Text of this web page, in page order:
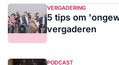
VERGADERING
5 tips om
vergaderen
PODCAST